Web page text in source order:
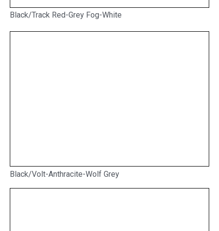
Black/Track Red-Grey Fog-White
Black/Volt-Anthracite-Wolf Grey